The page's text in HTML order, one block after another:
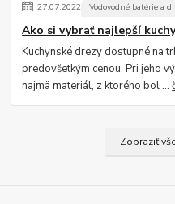
27.07.2022 Vodovodné batérie a
Ako si vybrať najlepší
Kuchynské drezy dostupné na
predovšetkým cenou. Pri jeho
najmä materiál, z ktorého bol ...
Zobraziť